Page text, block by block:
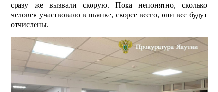
сразу же вызвали скорую. Пока непонятно, сколько
человек участвовало в пьянке, скорее всего, они все будут
отчислены.